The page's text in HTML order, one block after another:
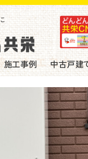
施工事例 中古戸建
ったエコキ